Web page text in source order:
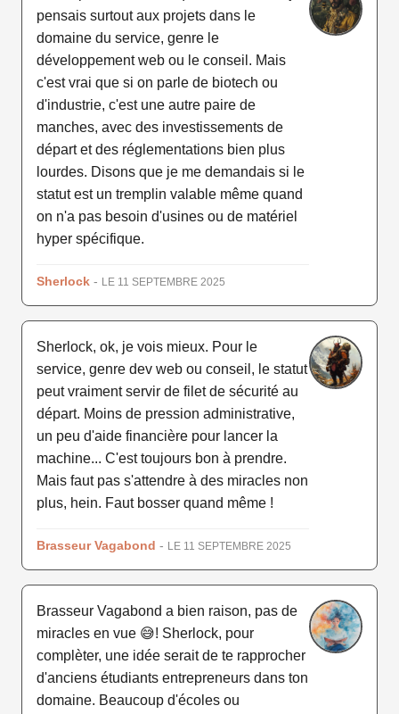
pensais surtout aux projets dans le
domaine du service, genre le
développement web ou le conseil. Mais
c'est vrai que si on parle de biotech ou
d'industrie, c'est une autre paire de
manches, avec des investissements de
départ et des réglementations bien plus
lourdes. Disons que je me demandais si le
statut est un tremplin valable même quand
on n'a pas besoin d'usines ou de matériel
hyper spécifique.
Sherlock - LE 11 SEPTEMBRE 2025
Sherlock, ok, je vois mieux. Pour le
service, genre dev web ou conseil, le statut
peut vraiment servir de filet de sécurité au
départ. Moins de pression administrative,
un peu d'aide financière pour lancer la
machine... C'est toujours bon à prendre.
Mais faut pas s'attendre à des miracles non
plus, hein. Faut bosser quand même !
Brasseur Vagabond - LE 11 SEPTEMBRE 2025
Brasseur Vagabond a bien raison, pas de
miracles en vue 😅! Sherlock, pour
complèter, une idée serait de te rapprocher
d'anciens étudiants entrepreneurs dans ton
domaine. Beaucoup d'écoles ou